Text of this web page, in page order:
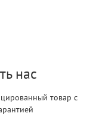
нас
товар с